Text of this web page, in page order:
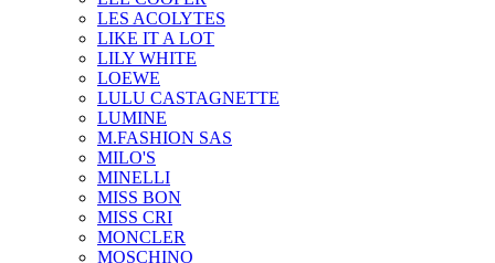
LES ACOLYTES
LIKE IT A LOT
LILY WHITE
LOEWE
LULU CASTAGNETTE
LUMINE
M.FASHION SAS
MILO'S
MINELLI
MISS BON
MISS CRI
MONCLER
MOSCHINO